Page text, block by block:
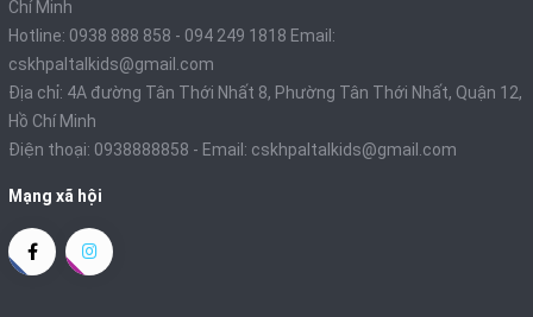
Chí Minh
Hotline: 0938 888 858 - 094 249 1818 Email:
cskhpaltalkids@gmail.com
Địa chỉ: 4A đường Tân Thới Nhất 8, Phường Tân Thới Nhất, Quận 12,
Hồ Chí Minh
Điện thoại: 0938888858 - Email: cskhpaltalkids@gmail.com
Mạng xã hội